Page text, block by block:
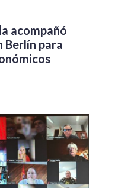
acompañó
Berlín para